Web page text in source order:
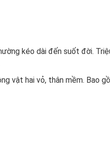
kéo dài đến suốt đời.
vật hai vỏ, thân mềm. Bao